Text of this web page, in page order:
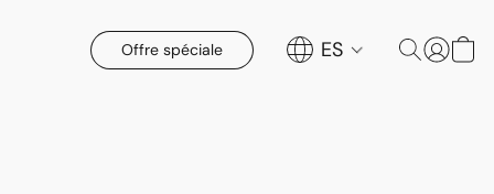
Offre spéciale ES